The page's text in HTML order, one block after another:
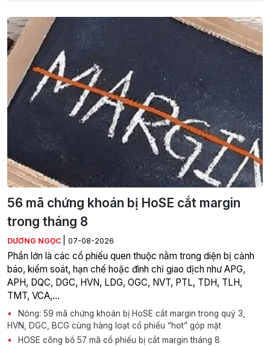
56 mã chứng khoán bị HoSE cắt margin
trong tháng 8
DƯƠNG NGỌC 07-08-2026
Phần lớn là các cổ phiếu quen thuộc nằm trong diện bị cảnh
báo, kiểm soát, hạn chế hoặc đình chỉ giao dịch như APG,
APH, DQC, DGC, HVN, LDG, OGC, NVT, PTL, TDH, TLH,
TMT, VCA,…
Nóng: 59 mã chứng khoán bị HoSE cắt margin trong quý 3,
HVN, DGC, BCG cùng hàng loạt cổ phiếu “hot” góp mặt
HOSE công bố 57 mã cổ phiếu bị cắt margin tháng 8